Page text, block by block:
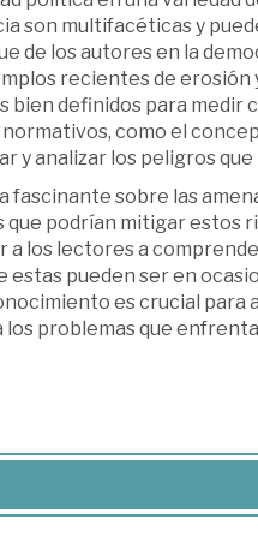
son multifacéticas y
de los autores en la
recientes de
definidos para medir
como el
y analizar los peligros
sobre las
podrían mitigar estos
los lectores a
pueden ser en
es crucial para
problemas que